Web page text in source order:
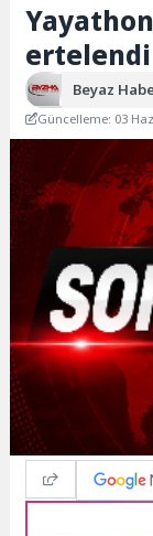
ertelendi
Beyaz
Güncelleme: 03